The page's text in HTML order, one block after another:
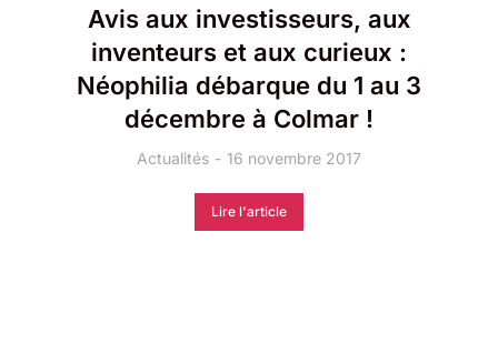
Avis aux investisseurs, aux
inventeurs et aux curieux :
Néophilia débarque du 1 au 3
décembre à Colmar !
Actualités 16 novembre 2017
Lire l'article